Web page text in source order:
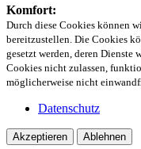
Komfort:
Durch diese Cookies können
bereitzustellen. Die Cookies
gesetzt werden, deren Dienste
Cookies nicht zulassen,
möglicherweise nicht
Datenschutz
Akzeptieren Ablehnen